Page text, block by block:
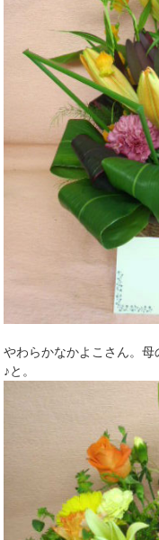
やわらかなかよこさん。
♪と。